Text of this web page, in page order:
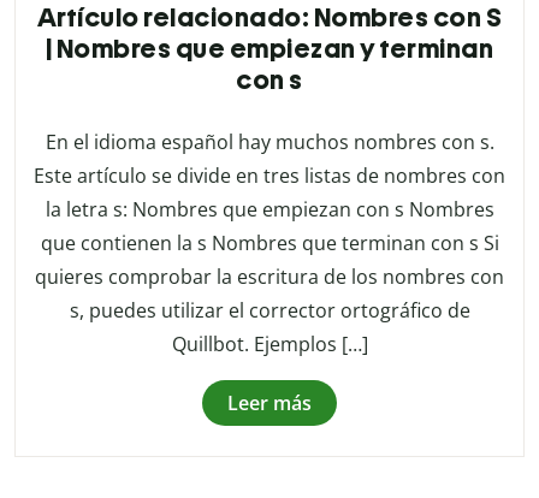
Artículo relacionado: Nombres con S
| Nombres que empiezan y terminan
con s
En el idioma español hay muchos nombres con s.
Este artículo se divide en tres listas de nombres con
la letra s: Nombres que empiezan con s Nombres
que contienen la s Nombres que terminan con s Si
quieres comprobar la escritura de los nombres con
s, puedes utilizar el corrector ortográfico de
Quillbot. Ejemplos […]
Leer más